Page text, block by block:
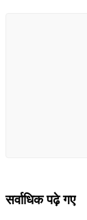
सर्वाधिक पढ़े गए